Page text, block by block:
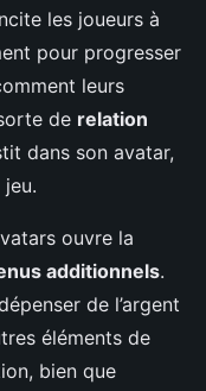
les joueurs à
pour progresser
leurs
de relation
dans son avatar,
ouvre la
additionnels.
de l’argent
éléments de
bien que